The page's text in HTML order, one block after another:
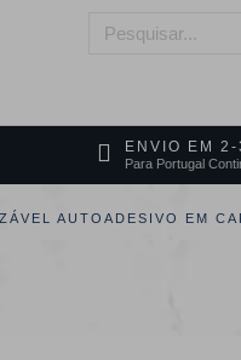
ENVIO EM
Para Portugal
AUTOADESIVO EM